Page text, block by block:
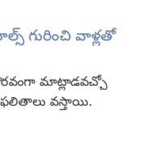
గురించి వాళ్లతో
మాట్లాడవచ్చో
ఫలితాలు వస్తాయి.